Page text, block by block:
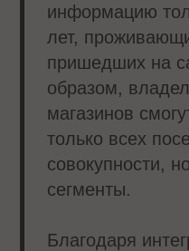
информацию
лет,
пришедших на
образом,
магазинов
только всех
совокупности,
сегменты.
Благодаря